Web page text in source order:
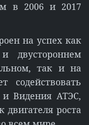
в 2006 и 2017
на успех как
двустороннем
так и на
содействовать
и Видения АТЭС,
двигателя роста